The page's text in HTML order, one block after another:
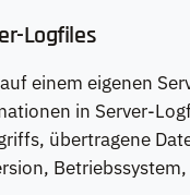
Logfiles
einem eigenen
in Server-
übertragene